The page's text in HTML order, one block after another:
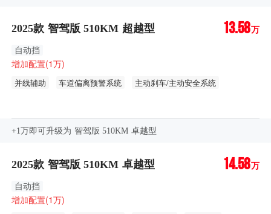
2025款 智驾版 510KM 超越型 13.58万
自动挡
增加配置(1万)
并线辅助 车道偏离预警系统
主动刹车/主动安全系统
+1万即可升级为 智驾版 510KM 卓越型
2025款 智驾版 510KM 卓越型 14.58万
自动挡
增加配置(1万)